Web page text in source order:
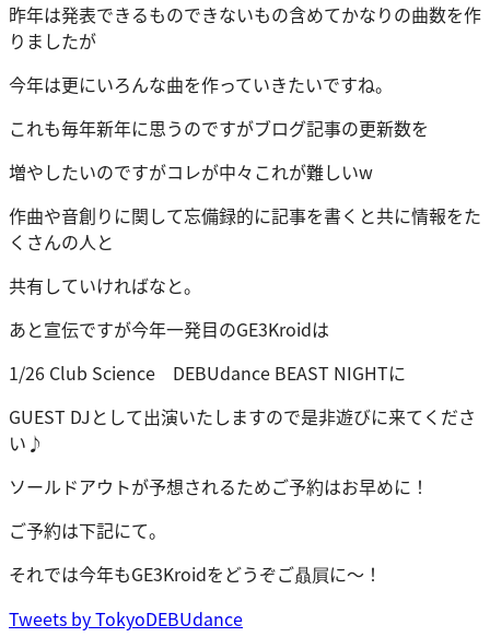
昨年は発表できるものできないもの含めてかなりの曲数を作
りましたが
今年は更にいろんな曲を作っていきたいですね。
これも毎年新年に思うのですがブログ記事の更新数を
増やしたいのですがコレが中々これが難しいw
作曲や音創りに関して忘備録的に記事を書くと共に情報をた
くさんの人と
共有していければなと。
あと宣伝ですが今年一発目のGE3Kroidは
1/26 Club Science DEBUdance BEAST NIGHTに
GUEST DJとして出演いたしますので是非遊びに来てくださ
い♪
ソールドアウトが予想されるためご予約はお早めに！
ご予約は下記にて。
それでは今年もGE3Kroidをどうぞご贔屓に～！
Tweets by TokyoDEBUdance